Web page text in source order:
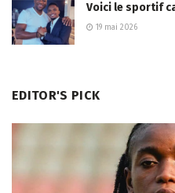
Voici le sportif
19 mai 2026
EDITOR'S PICK